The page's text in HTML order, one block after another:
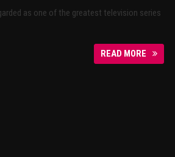
as one of the greatest television series
READ MORE